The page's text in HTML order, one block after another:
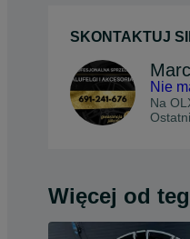
SKONTAKTUJ
Nie
Na
Więcej od